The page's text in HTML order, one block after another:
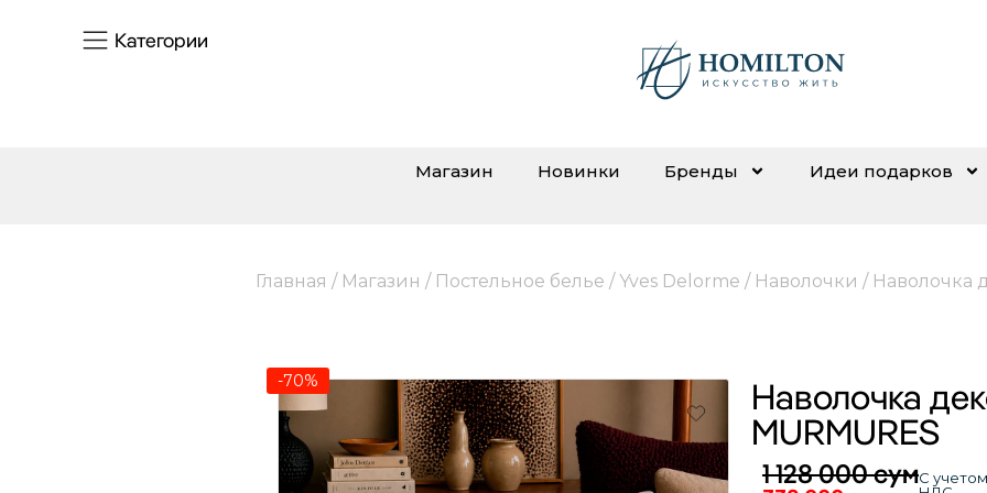
Категории
Магазин Новинки Бренды Идеи подарков
Главная / Магазин / Постельное белье / Yves Delorme / Наволочки / Наволочка
-70%
Наволочка
MURMURES
1 128 000сумС учетом